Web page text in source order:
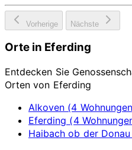
Vorherige Nächste
Orte in Eferding
Entdecken Sie
Orten von Eferding
Alkoven (4
Eferding (4
Haibach ob der Donau